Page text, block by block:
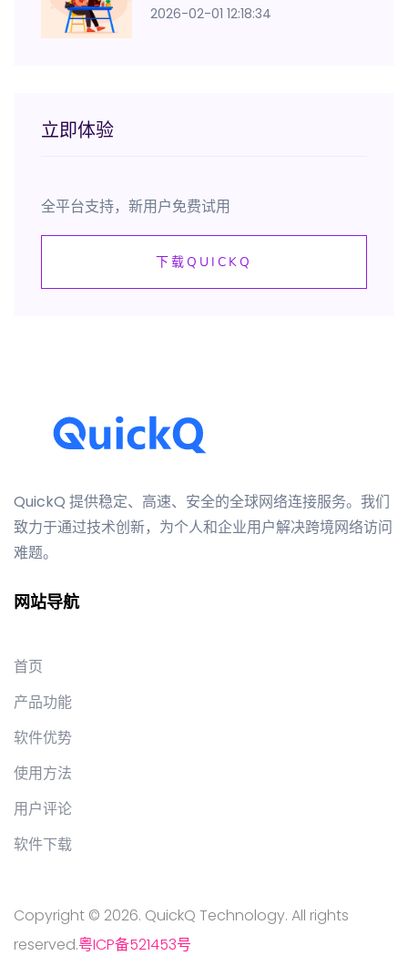
2026-02-01 12:18:34
立即体验
全平台支持，新用户免费试用
下载QUICKQ
QuickQ 提供稳定、高速、安全的全球网络连接服务。我们
致力于通过技术创新，为个人和企业用户解决跨境网络访问
难题。
网站导航
首页
产品功能
软件优势
使用方法
用户评论
软件下载
Copyright © 2026. QuickQ Technology. All rights
reserved.粤ICP备521453号